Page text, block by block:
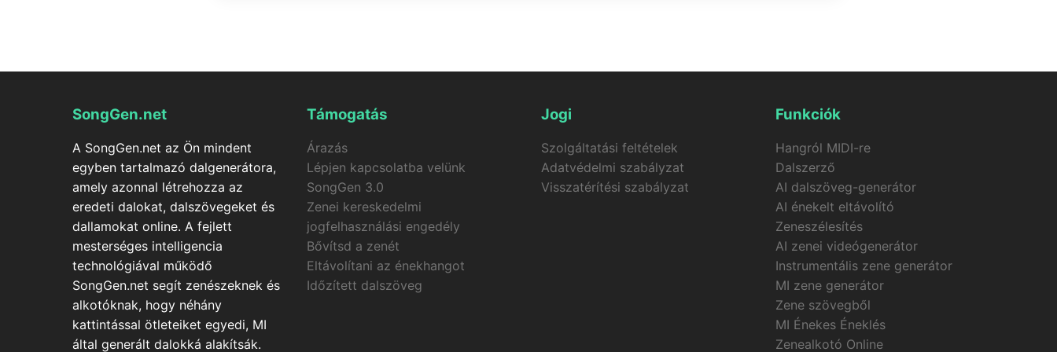
SongGen.net
A SongGen.net az Ön mindent
egyben tartalmazó dalgenerátora,
amely azonnal létrehozza az
eredeti dalokat, dalszövegeket és
dallamokat online. A fejlett
mesterséges intelligencia
technológiával működő
SongGen.net segít zenészeknek és
alkotóknak, hogy néhány
kattintással ötleteiket egyedi, MI
által generált dalokká alakítsák.
Támogatás
Árazás
Lépjen kapcsolatba velünk
SongGen 3.0
Zenei kereskedelmi
jogfelhasználási engedély
Bővítsd a zenét
Eltávolítani az énekhangot
Időzített dalszöveg
Jogi
Szolgáltatási feltételek
Adatvédelmi szabályzat
Visszatérítési szabályzat
Funkciók
Hangról MIDI-re
Dalszerző
AI dalszöveg-generátor
AI énekelt eltávolító
Zeneszélesítés
AI zenei videógenerátor
Instrumentális zene generátor
MI zene generátor
Zene szövegből
MI Énekes Éneklés
Zenealkotó Online